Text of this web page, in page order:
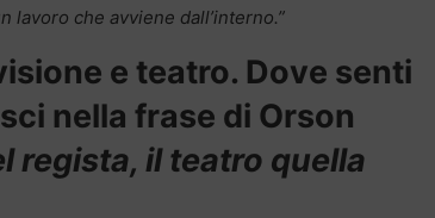
lavoro che avviene dall’interno.”
e teatro. Dove senti
nella frase di Orson
regista, il teatro quella